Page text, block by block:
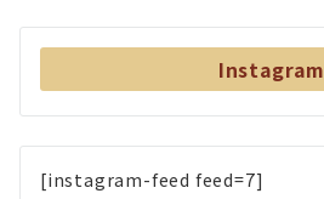
Instagram
[instagram-feed feed=7]